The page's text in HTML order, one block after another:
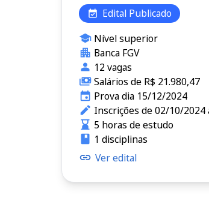
Edital Publicado
Nível superior
Banca FGV
12 vagas
Salários de R$ 21.980,47
Prova dia 15/12/2024
Inscrições de 02/10/2024
5 horas de estudo
1 disciplinas
Ver edital